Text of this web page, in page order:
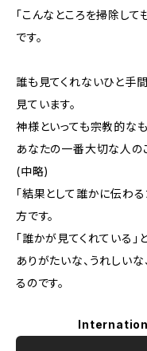
「こんなところを掃除し
です。
誰も見てくれないひと手
見ています。
神様といっても宗教的な
あなたの一番大切な人の
(中略)
「結果として誰かに伝わ
方です。
「誰かが見てくれている」
ありがたいな、うれしい
るのです。